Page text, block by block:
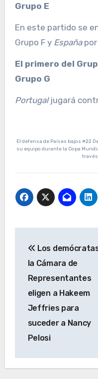
Grupo E
En este partido se
Grupo F y Españapor
El primero del
Grupo G
Portugaljugará
El defensa de Países bajos #22
su equipo durante la Copa
de
entradas
Los
la Cámara de
Representantes
eligen a Hakeem
Jeffries para
suceder a Nancy
Pelosi